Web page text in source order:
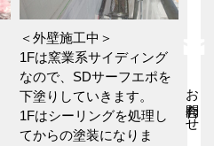
＜外壁施工中＞
1Fは窯業系サイディング
なので、SDサーフエポを
下塗りしていきます。
1Fはシーリングを処理し
てからの塗装になりま
お問合わせ